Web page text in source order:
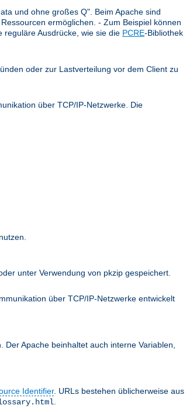
und ohne großes Q". Beim Apache sind
ermöglichen. - Zum Beispiel können
reguläre Ausdrücke, wie sie die PCRE-Bibliothek
oder zur Lastverteilung vor dem Client zu
über TCP/IP-Netzwerke. Die
unter Verwendung von pkzip gespeichert.
über TCP/IP-Netzwerke entwickelt
Apache beinhaltet auch interne Variablen,
Identifier. URLs bestehen üblicherweise aus